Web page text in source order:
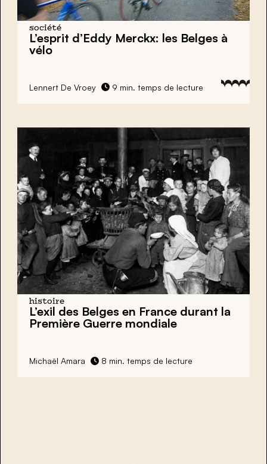
société
L’esprit d’Eddy Merckx: les Belges à
vélo
Lennert De Vroey 9 min. temps de lecture
histoire
L’exil des Belges en France durant la
Première Guerre mondiale
Michaël Amara 8 min. temps de lecture